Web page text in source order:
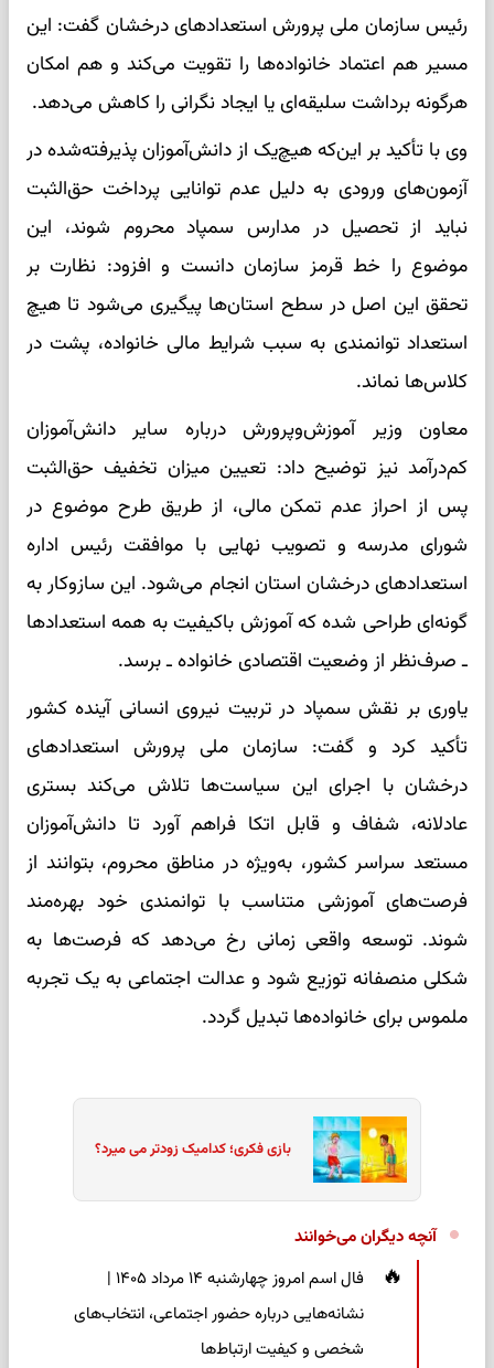
رئیس سازمان ملی پرورش استعداد‌های درخشان گفت: این
مسیر هم اعتماد خانواده‌ها را تقویت می‌کند و هم امکان
هرگونه برداشت سلیقه‌ای یا ایجاد نگرانی را کاهش می‌دهد.
وی با تأکید بر این‌که هیچ‌یک از دانش‌آموزان پذیرفته‌شده در
آزمون‌های ورودی به دلیل عدم توانایی پرداخت حق‌الثبت
نباید از تحصیل در مدارس سمپاد محروم شوند، این
موضوع را خط قرمز سازمان دانست و افزود: نظارت بر
تحقق این اصل در سطح استان‌ها پیگیری می‌شود تا هیچ
استعداد توانمندی به سبب شرایط مالی خانواده، پشت در
کلاس‌ها نماند.
معاون وزیر آموزش‌وپرورش درباره سایر دانش‌آموزان
کم‌درآمد نیز توضیح داد: تعیین میزان تخفیف حق‌الثبت
پس از احراز عدم تمکن مالی، از طریق طرح موضوع در
شورای مدرسه و تصویب نهایی با موافقت رئیس اداره
استعداد‌های درخشان استان انجام می‌شود. این سازوکار به
گونه‌ای طراحی شده که آموزش باکیفیت به همه استعداد‌ها
ـ صرف‌نظر از وضعیت اقتصادی خانواده ـ برسد.
یاوری بر نقش سمپاد در تربیت نیروی انسانی آینده کشور
تأکید کرد و گفت: سازمان ملی پرورش استعداد‌های
درخشان با اجرای این سیاست‌ها تلاش می‌کند بستری
عادلانه، شفاف و قابل اتکا فراهم آورد تا دانش‌آموزان
مستعد سراسر کشور، به‌ویژه در مناطق محروم، بتوانند از
فرصت‌های آموزشی متناسب با توانمندی خود بهره‌مند
شوند. توسعه واقعی زمانی رخ می‌دهد که فرصت‌ها به
شکلی منصفانه توزیع شود و عدالت اجتماعی به یک تجربه
ملموس برای خانواده‌ها تبدیل گردد.
بازی فکری؛ کدامیک زودتر می میرد؟
آنچه دیگران می‌خوانند
فال اسم امروز چهارشنبه ۱۴ مرداد ۱۴۰۵ |
نشانه‌هایی درباره حضور اجتماعی، انتخاب‌های
شخصی و کیفیت ارتباط‌ها